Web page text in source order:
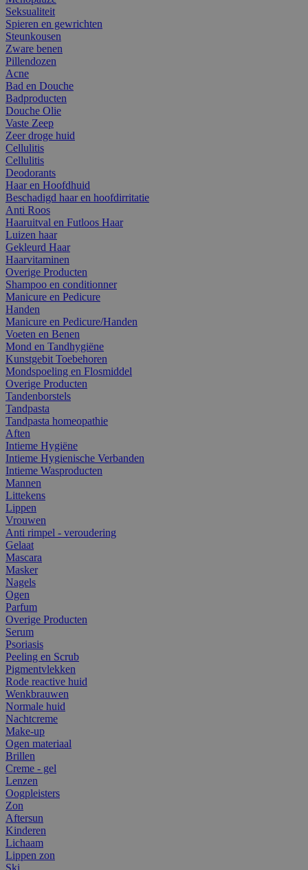
Seksualiteit
Spieren en gewrichten
Steunkousen
Zware benen
Pillendozen
Acne
Bad en Douche
Badproducten
Douche Olie
Vaste Zeep
Zeer droge huid
Cellulitis
Cellulitis
Deodorants
Haar en Hoofdhuid
Beschadigd haar en hoofdirritatie
Anti Roos
Haaruitval en Futloos Haar
Luizen haar
Gekleurd Haar
Haarvitaminen
Overige Producten
Shampoo en conditionner
Manicure en Pedicure
Handen
Manicure en Pedicure/Handen
Voeten en Benen
Mond en Tandhygiëne
Kunstgebit Toebehoren
Mondspoeling en Flosmiddel
Overige Producten
Tandenborstels
Tandpasta
Tandpasta homeopathie
Aften
Intieme Hygiëne
Intieme Hygienische Verbanden
Intieme Wasproducten
Mannen
Littekens
Lippen
Vrouwen
Anti rimpel - veroudering
Gelaat
Mascara
Masker
Nagels
Ogen
Parfum
Overige Producten
Serum
Psoriasis
Peeling en Scrub
Pigmentvlekken
Rode reactive huid
Wenkbrauwen
Normale huid
Nachtcreme
Make-up
Ogen materiaal
Brillen
Creme - gel
Lenzen
Oogpleisters
Zon
Aftersun
Kinderen
Lichaam
Lippen zon
Ski